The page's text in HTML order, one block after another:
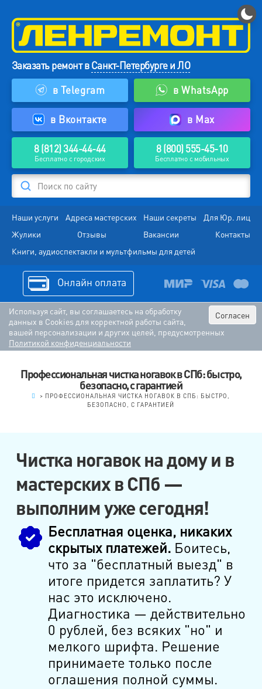
Заказать ремонт вСанкт-Петербурге и ЛО
в Telegram
в WhatsApp
в Вконтакте в Max
8 (812) 344-44-44
Бесплатно с городских
8 (800) 555-45-10
Бесплатно с мобильных
Поиск по сайту
Наши услуги Адреса мастерских Наши секреты
Для Юр. лиц
Жулики
Отзывы Вакансии
Контакты
Книги, аудиоспектакли и мультфильмы для детей
Онлайн оплата
Согласен
Используя сайт, вы соглашаетесь на обработку
данных в Cookies для корректной работы сайта,
вашей персонализации и других целей, предусмотренных
Политикой конфиденциальности
Профессиональная чистка ногавок в СПб: быстро,
безопасно, с гарантией
> ПРОФЕССИОНАЛЬНАЯ ЧИСТКА НОГАВОК В СПБ: БЫСТРО,
БЕЗОПАСНО, С ГАРАНТИЕЙ
Чистка ногавок на дому и в
мастерских в СПб —
выполним уже сегодня!
Бесплатная оценка, никаких
скрытых платежей.Боитесь,
что за "бесплатный выезд" в
итоге придется заплатить? У
нас это исключено.
Диагностика — действительно
0 рублей, без всяких "но" и
мелкого шрифта. Решение
принимаете только после
оглашения полной суммы.